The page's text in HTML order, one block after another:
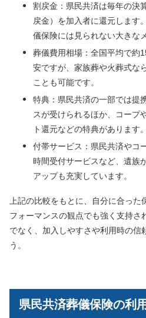
割戻金：県民共済は毎年の決
戻金）を加入者に還元します
儀保険には見られない大きな
葬儀費用相場：全国平均で約
安ですが、家族葬や火葬式な
ことも可能です。
特典：県民共済の一部では提
スが受けられるほか、コープ
ト還元などの特典があります。
付帯サービス：県民共済やコ
時間受付サービスなど、遺族
アップも充実しています。
上記の比較をもとに、自分に合っ
フォーマンスの観点でも強く支持さ
でなく、加入しやすさや利用時の信
う。
県民共済葬儀保険の利